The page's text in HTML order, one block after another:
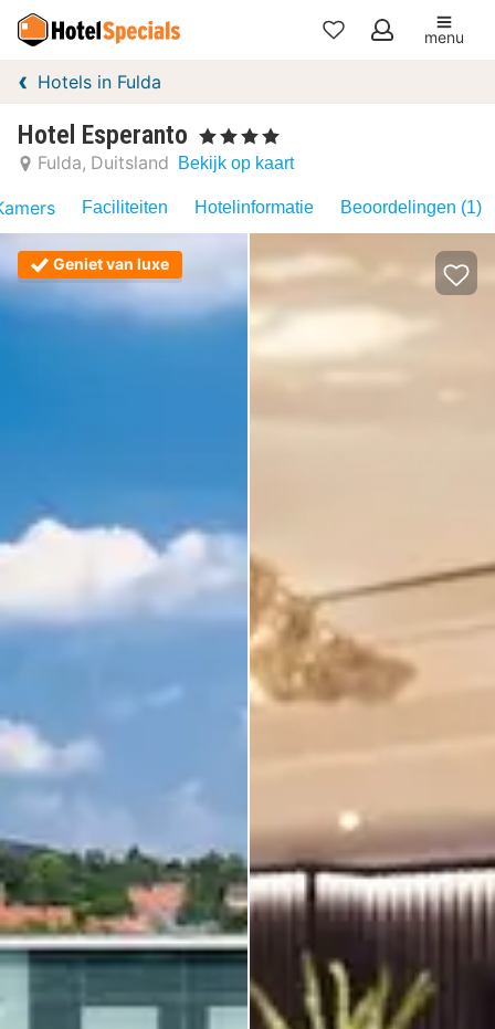
Mijn
menu
Hotels in Fulda
Hotel Esperanto , 4 Sterren
Fulda Duitsland Bekijk op kaart
Faciliteiten Hotelinformatie Beoordelingen (1)
Geniet van luxe